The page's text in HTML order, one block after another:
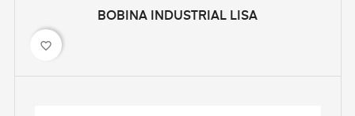
BOBINA INDUSTRIAL LISA
favorite_border